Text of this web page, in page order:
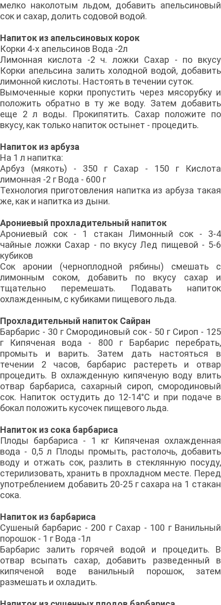
мелко наколотым льдом, добавить апельсиновый
сок и сахар, долить содовой водой.
Напиток из апельсиновых корок
Корки 4-х апельсинов Вода -2л
Лимонная кислота -2 ч. ложки Сахар - по вкусу
Корки апельсина залить холодной водой, добавить
лимонной кислоты. Настоять в течении суток.
Вымоченные корки пропустить через мясорубку и
положить обратно в ту же воду. Затем добавить
еще 2 л воды. Прокипятить. Сахар положите по
вкусу, как только напиток остынет - процедить.
Напиток из арбуза
На 1 л напитка:
Арбуз (мякоть) - 350 г Сахар - 150 г Кислота
лимонная -2 г Вода - 600 г
Технология приготовления напитка из арбуза такая
же, как и напитка из дыни.
Арониевый прохладительный напиток
Арониевый сок - 1 стакан Лимонный сок - 3-4
чайные ложки Сахар - по вкусу Лед пищевой - 5-6
кубиков
Сок аронии (черноплодной рябины) смешать с
лимонным соком, добавить по вкусу сахар и
тщательно перемешать. Подавать напиток
охлажденным, с кубиками пищевого льда.
Прохладительный напиток Сайран
Барбарис - 30 г Смородиновый сок - 50 г Сироп - 125
г Кипяченая вода - 800 г Барбарис перебрать,
промыть и варить. Затем дать настояться в
течении 2 часов, барбарис растереть и отвар
процедить. В охлажденную кипяченую воду влить
отвар барбариса, сахарный сироп, смородиновый
сок. Напиток остудить до 12-14°С и при подаче в
бокал положить кусочек пищевого льда.
Напиток из сока барбариса
Плоды барбариса - 1 кг Кипяченая охлажденная
вода - 0,5 л Плоды промыть, растолочь, добавить
воду и отжать сок, разлить в стеклянную посуду,
стерилизовать, хранить в прохладном месте. Перед
употреблением добавить 20-25 г сахара на 1 стакан
сока.
Напиток из барбариса
Сушеный барбарис - 200 г Сахар - 100 г Ванильный
порошок - 1 г Вода -1л
Барбарис залить горячей водой и процедить. В
отвар всыпать сахар, добавить разведенный в
кипяченой воде ванильный порошок, затем
размешать и охладить.